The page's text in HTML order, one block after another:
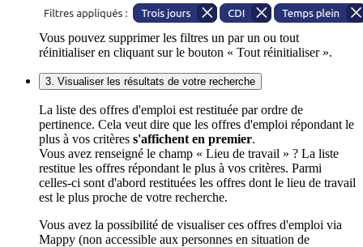
Vous pouvez supprimer les filtres un par un ou tout
réinitialiser en cliquant sur le bouton « Tout réinitialiser ».
3. Visualiser les résultats de votre recherche
La liste des offres d'emploi est restituée par ordre de
pertinence. Cela veut dire que les offres d'emploi répondant le
plus à vos critères s'affichent en premier.
Vous avez renseigné le champ « Lieu de travail » ? La liste
restitue les offres répondant le plus à vos critères. Parmi
celles-ci sont d'abord restituées les offres dont le lieu de travail
est le plus proche de votre recherche.
Vous avez la possibilité de visualiser ces offres d'emploi via
Mappy (non accessible aux personnes en situation de